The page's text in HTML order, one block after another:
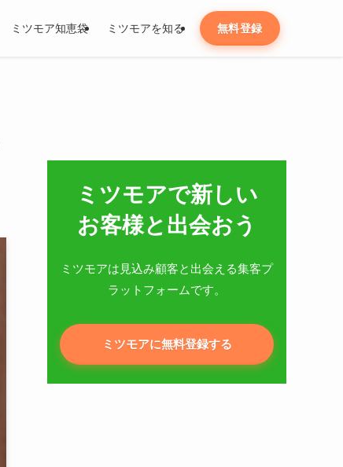
ミツモア知恵袋 ミツモアを知る 無料登録
ミツモアで新しい​
お客様と出会おう
ミツモアは見込み顧客と出会える集客プ
ラットフォームです。
ミツモアに無料登録する